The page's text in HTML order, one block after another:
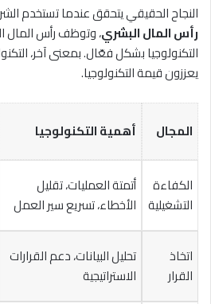
النجاح الحقيقي يتحقق عندما تستخدم
رأس المال البشري، وتوظف رأس المال
التكنولوجيا بشكل فعّال. بمعنى آخر،
يعززون قيمة التكنولوجيا.
المجال أهمية التكنولوجيا
الكفاءة
التشغيلية
أتمتة العمليات، تقليل
الأخطاء، تسريع سير العمل
اتخاذ
القرار
تحليل البيانات، دعم القرارات
الاستراتيجية